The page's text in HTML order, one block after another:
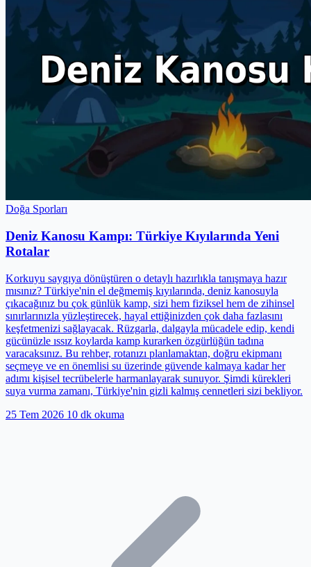
Doğa Sporları
Deniz Kanosu Kampı: Türkiye Kıyılarında Yeni
Rotalar
Korkuyu saygıya dönüştüren o detaylı hazırlıkla tanışmaya hazır
mısınız? Türkiye'nin el değmemiş kıyılarında, deniz kanosuyla
çıkacağınız bu çok günlük kamp, sizi hem fiziksel hem de zihinsel
sınırlarınızla yüzleştirecek, hayal ettiğinizden çok daha fazlasını
keşfetmenizi sağlayacak. Rüzgarla, dalgayla mücadele edip, kendi
gücünüzle ıssız koylarda kamp kurarken özgürlüğün tadına
varacaksınız. Bu rehber, rotanızı planlamaktan, doğru ekipmanı
seçmeye ve en önemlisi su üzerinde güvende kalmaya kadar her
adımı kişisel tecrübelerle harmanlayarak sunuyor. Şimdi kürekleri
suya vurma zamanı, Türkiye'nin gizli kalmış cennetleri sizi bekliyor.
25 Tem 2026 10 dk okuma